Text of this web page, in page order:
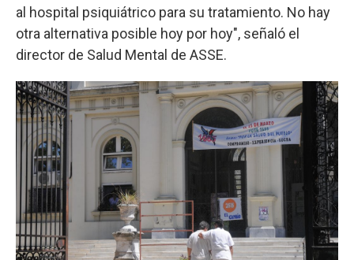
al hospital psiquiátrico para su tratamiento. No hay
otra alternativa posible hoy por hoy", señaló el
director de Salud Mental de ASSE.